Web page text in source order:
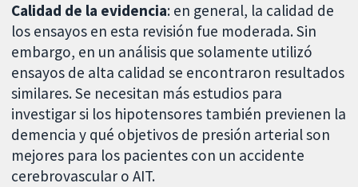
Calidad de la evidencia: en general, la calidad de
los ensayos en esta revisión fue moderada. Sin
embargo, en un análisis que solamente utilizó
ensayos de alta calidad se encontraron resultados
similares. Se necesitan más estudios para
investigar si los hipotensores también previenen la
demencia y qué objetivos de presión arterial son
mejores para los pacientes con un accidente
cerebrovascular o AIT.